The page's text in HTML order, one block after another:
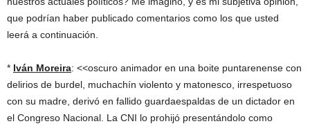
que podrían haber publicado comentarios como los que usted
leerá a continuación.
* Iván Moreira: <<oscuro animador en una boite puntarenense con
delirios de burdel, muchachín violento y matonesco, irrespetuoso
con su madre, derivó en fallido guardaespaldas de un dictador en
el Congreso Nacional. La CNI lo prohijó presentándolo como